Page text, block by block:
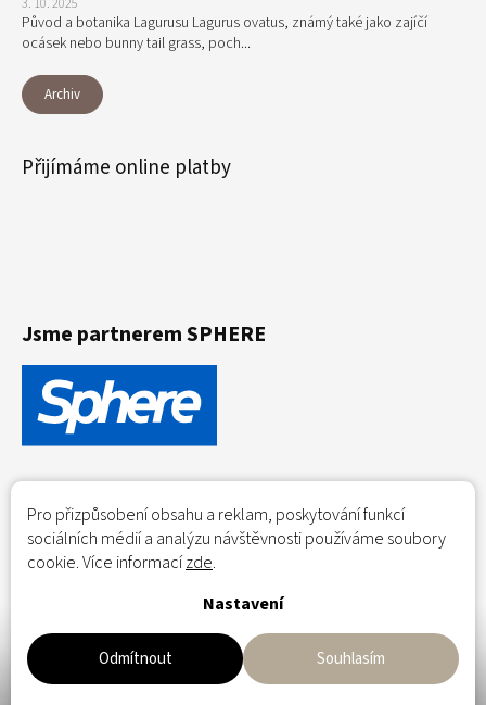
Pro přizpůsobení obsahu a reklam, poskytování funkcí
sociálních médií a analýzu návštěvnosti používáme soubory
cookie. Více informacízde.
Nastavení
Odmítnout Souhlasím
3. 10. 2025
Původ a botanika Lagurusu Lagurus ovatus, známý také jako zajíčí
ocásek nebo bunny tail grass, poch...
Archiv
Přijímáme online platby
Jsme partnerem SPHERE
Flowerio.eu - coming soon!